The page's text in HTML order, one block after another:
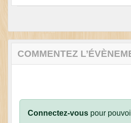
COMMENTEZ
Connectez-vous pour